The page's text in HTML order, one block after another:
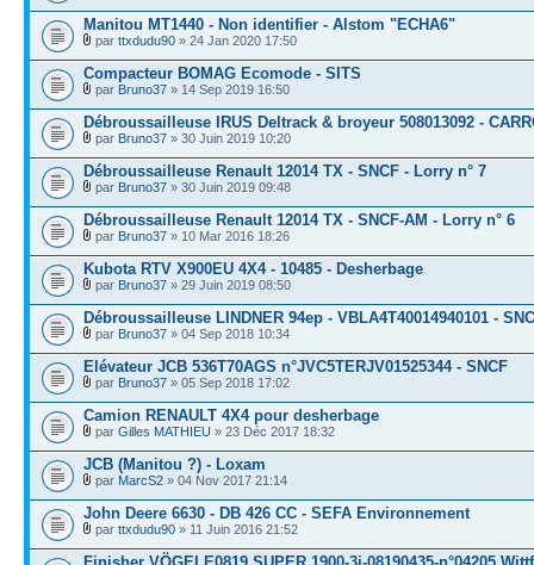
Manitou MT1440 - Non identifier - Alstom "ECHA6"
par ttxdudu90 » 24 Jan 2020 17:50
Compacteur BOMAG Ecomode - SITS
par Bruno37 » 14 Sep 2019 16:50
Débroussailleuse IRUS Deltrack & broyeur 508013092 -
par Bruno37 » 30 Juin 2019 10:20
Débroussailleuse Renault 12014 TX - SNCF - Lorry n° 7
par Bruno37 » 30 Juin 2019 09:48
Débroussailleuse Renault 12014 TX - SNCF-AM - Lorry n° 6
par Bruno37 » 10 Mar 2016 18:26
Kubota RTV X900EU 4X4 - 10485 - Desherbage
par Bruno37 » 29 Juin 2019 08:50
Débroussailleuse LINDNER 94ep - VBLA4T40014940101 -
par Bruno37 » 04 Sep 2018 10:34
Elévateur JCB 536T70AGS n°JVC5TERJV01525344 - SNCF
par Bruno37 » 05 Sep 2018 17:02
Camion RENAULT 4X4 pour desherbage
par Gilles MATHIEU » 23 Déc 2017 18:32
JCB (Manitou ?) - Loxam
par MarcS2 » 04 Nov 2017 21:14
John Deere 6630 - DB 426 CC - SEFA Environnement
par ttxdudu90 » 11 Juin 2016 21:52